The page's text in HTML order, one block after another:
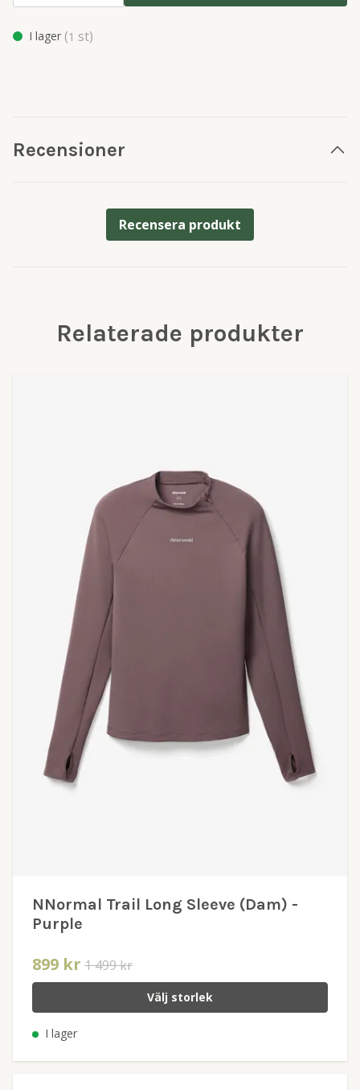
I lager (1 st)
Recensioner
Recensera produkt
Relaterade produkter
NNormal Trail Long Sleeve (Dam) -
Purple
899 kr 1 499 kr
Välj storlek
I lager